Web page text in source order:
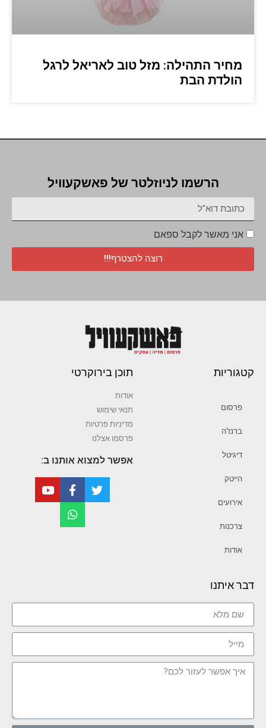
מחיר התהילה: מזל טוב לאריאל לרגל
הולדת הבת
הרשמו לניוזלטר של פאשקעוויל
אני מאשר לקבל ספאם
רוצה להצטרף!!!
קטגוריות
פרסום
ברנז’ה
דיגיטל
הייטק
אירועים
צרכנות
אודות
תוכן בירוקרטי
אודות
תנאי שימוש
מדיניות פרטיות
פרסמו אצלנו
אפשר למצוא אותנו ב:
דבר איתנו